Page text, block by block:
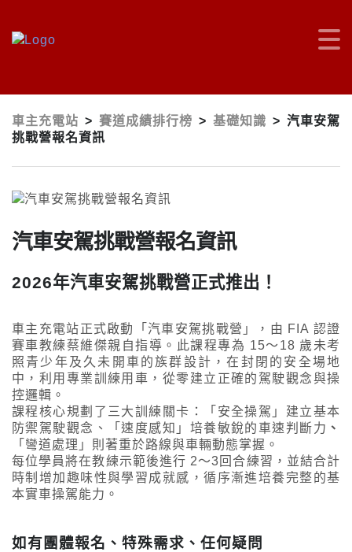
車主充電站 > 賽道成績排行榜 > 基礎知識 > 汽車安駕
挑戰營報名資訊
汽車安駕挑戰營報名資訊
2026年汽車安駕挑戰營正式推出！
車主充電站正式啟動「汽車安駕挑戰營」，由 FIA 認證
賽車教練蔡維傑親自指導。此課程專為 15～18 歲未考
照青少年及久未開車的族群設計，在封閉的安全場地
中，利用專業訓練用車，從零建立正確的駕駛觀念與操
控邏輯。
課程核心規劃了三大訓練關卡：「安全操駕」建立基本
防禦駕駛觀念、「速度感知」培養敏銳的車速判斷力 、
「彎道處理」則著重於路線與車輛動態掌握。
每位學員將在教練示範後進行 2～3回合練習，並結合計
時制增加趣味性與學習成就感，循序漸進培養完整的基
本實車操駕能力。
如有團體報名、特殊需求、任何疑問